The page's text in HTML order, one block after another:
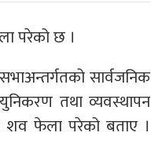
परेको छ ।
सार्वजनिक
तथा व्यवस्थापन
शव फेला परेको बताए ।